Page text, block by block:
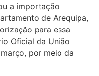
a importação
de Arequipa,
para essa
Oficial da União
por meio da